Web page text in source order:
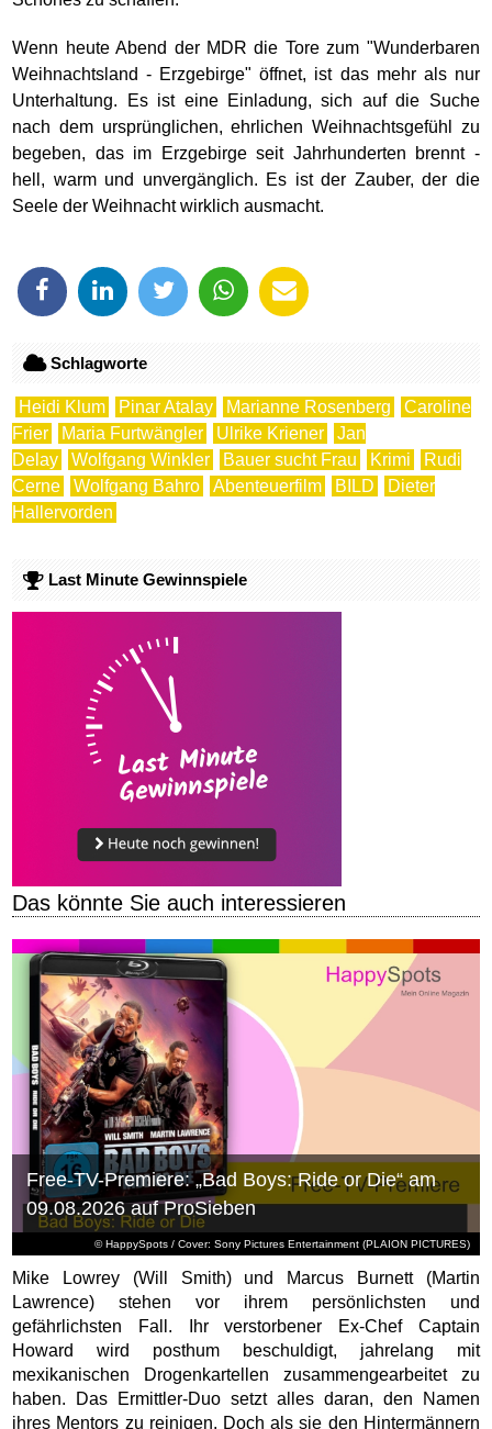
Wenn heute Abend der MDR die Tore zum "Wunderbaren
Weihnachtsland - Erzgebirge" öffnet, ist das mehr als nur
Unterhaltung. Es ist eine Einladung, sich auf die Suche
nach dem ursprünglichen, ehrlichen Weihnachtsgefühl zu
begeben, das im Erzgebirge seit Jahrhunderten brennt -
hell, warm und unvergänglich. Es ist der Zauber, der die
Seele der Weihnacht wirklich ausmacht.
Schlagworte
Heidi Klum Pinar Atalay Marianne Rosenberg
Caroline
Frier
Maria Furtwängler Ulrike Kriener
Jan
Delay
Wolfgang Winkler Bauer sucht Frau Krimi
Rudi
Cerne
Wolfgang Bahro Abenteuerfilm BILD
Dieter
Hallervorden
Last Minute Gewinnspiele
Das könnte Sie auch interessieren
© HappySpots / Cover: Sony Pictures Entertainment (PLAION PICTURES)
Free-TV-Premiere: „Bad Boys: Ride or Die“ am
09.08.2026 auf ProSieben
Mike Lowrey (Will Smith) und Marcus Burnett (Martin
Lawrence) stehen vor ihrem persönlichsten und
gefährlichsten Fall. Ihr verstorbener Ex-Chef Captain
Howard wird posthum beschuldigt, jahrelang mit
mexikanischen Drogenkartellen zusammengearbeitet zu
haben. Das Ermittler-Duo setzt alles daran, den Namen
ihres Mentors zu reinigen. Doch als sie den Hintermännern